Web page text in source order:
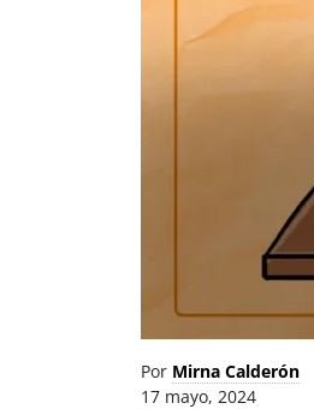
Por Mirna Calderón
17 mayo, 2024